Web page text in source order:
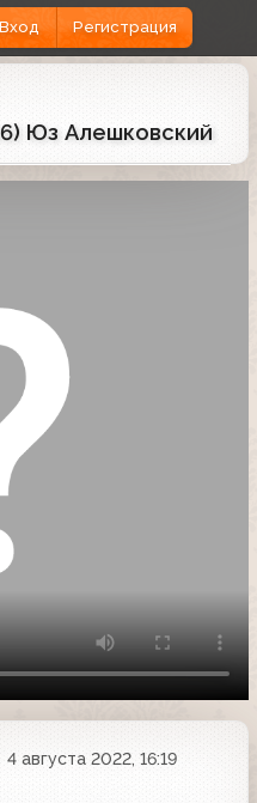
Вход Регистрация
Юз Алешковский
4 августа 2022, 16:19